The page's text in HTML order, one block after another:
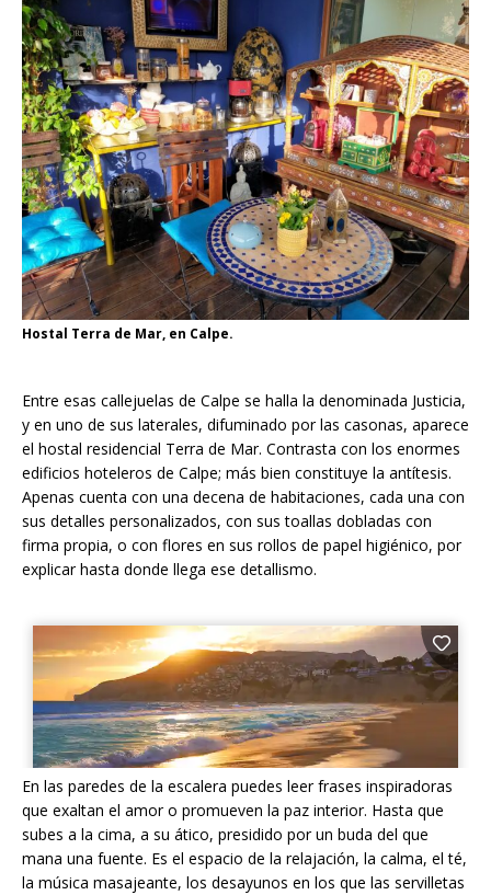
Hostal Terra de Mar, en Calpe.
Entre esas callejuelas de Calpe se halla la denominada Justicia,
y en uno de sus laterales, difuminado por las casonas, aparece
el hostal residencial Terra de Mar. Contrasta con los enormes
edificios hoteleros de Calpe; más bien constituye la antítesis.
Apenas cuenta con una decena de habitaciones, cada una con
sus detalles personalizados, con sus toallas dobladas con
firma propia, o con flores en sus rollos de papel higiénico, por
explicar hasta donde llega ese detallismo.
En las paredes de la escalera puedes leer frases inspiradoras
que exaltan el amor o promueven la paz interior. Hasta que
subes a la cima, a su ático, presidido por un buda del que
mana una fuente. Es el espacio de la relajación, la calma, el té,
la música masajeante, los desayunos en los que las servilletas